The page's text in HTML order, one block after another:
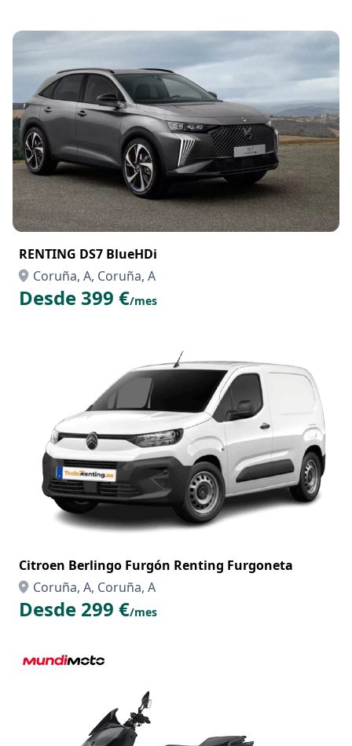
RENTING DS7 BlueHDi
Coruña, A, Coruña, A
Desde 399 €/mes
Citroen Berlingo Furgón Renting Furgoneta
Coruña, A, Coruña, A
Desde 299 €/mes